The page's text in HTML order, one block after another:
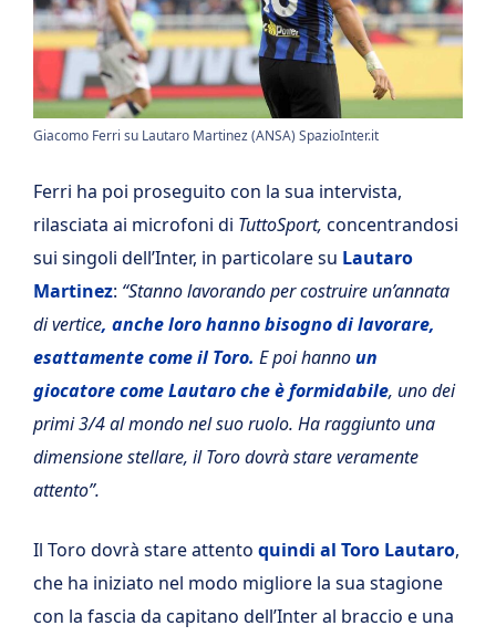
Giacomo Ferri su Lautaro Martinez (ANSA) SpazioInter.it
Ferri ha poi proseguito con la sua intervista,
rilasciata ai microfoni di TuttoSport, concentrandosi
sui singoli dell’Inter, in particolare su Lautaro
Martinez: “Stanno lavorando per costruire un’annata
di vertice, anche loro hanno bisogno di lavorare,
esattamente come il Toro. E poi hannoun
giocatore come Lautaro che è formidabile, uno dei
primi 3/4 al mondo nel suo ruolo. Ha raggiunto una
dimensione stellare, il Toro dovrà stare veramente
attento”.
Il Toro dovrà stare attento quindi al Toro Lautaro,
che ha iniziato nel modo migliore la sua stagione
con la fascia da capitano dell’Inter al braccio e una